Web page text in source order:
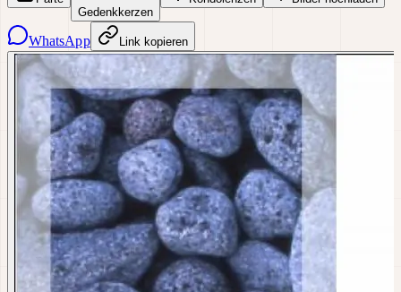
Gedenkkerzen
WhatsApp Link kopieren